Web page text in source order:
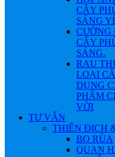
CÂY
SÁNG
CƯỜNG
CÂY
SÁNG.
RAU
LOẠI
DỤNG
PHẨM
VỜI
TƯ VẤN
THIÊN ĐỊCH
BỌ RÙA
QUAN